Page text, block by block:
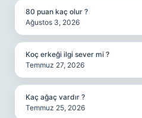
80 puan kaç olur ?
Ağustos 3, 2026
Koç erkeği ilgi sever mi ?
Temmuz 27, 2026
Kaç ağaç vardır ?
Temmuz 25, 2026